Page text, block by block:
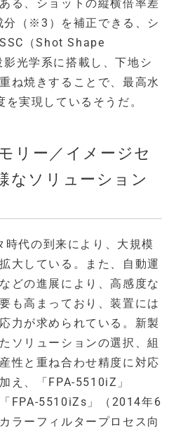
る、ショットの縦横倍率差
分（※3）を補正できる、シ
（Shot Shape
光学系に搭載し、下地シ
ね焼きすることで、最高水
実現しているそうだ。
リー／イメージセ
なソリューション
時代の到来により、大規模
大している。また、自動運
どの進展により、高感度な
も高まっており、装置には
力が求められている。新製
ソリューションの選択、組
性と重ね合わせ精度に対応
え、「FPA-5510iZ」
FPA-5510iZs」（2014年6
ラーフィルタープロセス向